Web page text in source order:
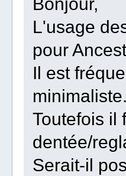
L'usage
pour
Il est
minimaliste.
Toutefois il
dentée/
Serait-il